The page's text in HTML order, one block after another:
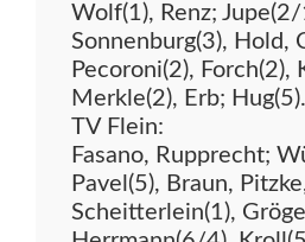
Wolf(1), Renz;
Sonnenburg(3), Hold,
Pecoroni(2), Forch(2),
Merkle(2), Erb; Hug(5).
TV Flein:
Fasano, Rupprecht;
Pavel(5), Braun,
Scheitterlein(1),